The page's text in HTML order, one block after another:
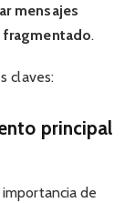
mensajes
fragmentado.
claves:
principal
de